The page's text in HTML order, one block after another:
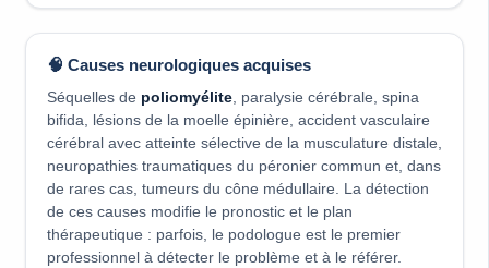
🧠 Causes neurologiques acquises
Séquelles de poliomyélite, paralysie cérébrale, spina
bifida, lésions de la moelle épinière, accident vasculaire
cérébral avec atteinte sélective de la musculature distale,
neuropathies traumatiques du péronier commun et, dans
de rares cas, tumeurs du cône médullaire. La détection
de ces causes modifie le pronostic et le plan
thérapeutique : parfois, le podologue est le premier
professionnel à détecter le problème et à le référer.